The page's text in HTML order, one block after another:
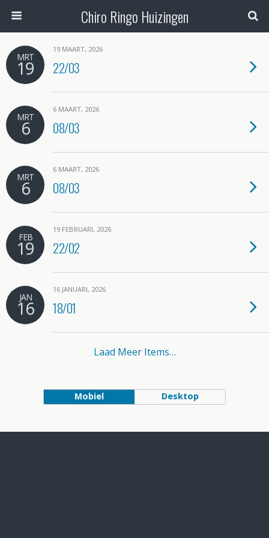
Chiro Ringo Huizingen
MRT
19
19 MAART, 2026
22/03
MRT
6
6 MAART, 2026
08/03
MRT
6
6 MAART, 2026
08/03
FEB
19
19 FEBRUARI, 2026
22/02
JAN
16
16 JANUARI, 2026
18/01
Laad Meer Items…
Mobiel Desktop